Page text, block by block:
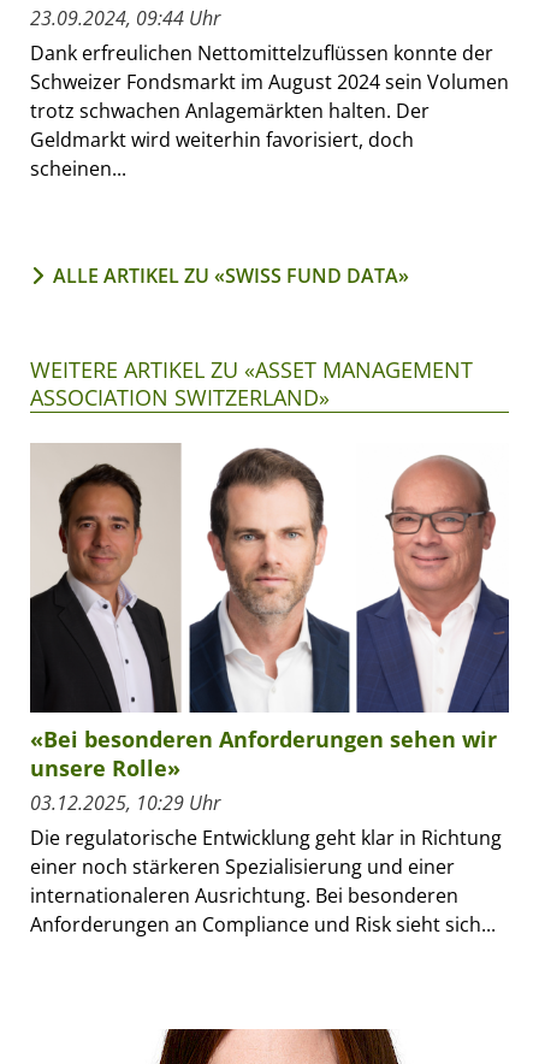
23.09.2024, 09:44 Uhr
Dank erfreulichen Nettomittelzuflüssen konnte der
Schweizer Fondsmarkt im August 2024 sein Volumen
trotz schwachen Anlagemärkten halten. Der
Geldmarkt wird weiterhin favorisiert, doch
scheinen...
ALLE ARTIKEL ZU «SWISS FUND DATA»
WEITERE ARTIKEL ZU «ASSET MANAGEMENT
ASSOCIATION SWITZERLAND»
«Bei besonderen Anforderungen sehen wir
unsere Rolle»
03.12.2025, 10:29 Uhr
Die regulatorische Entwicklung geht klar in Richtung
einer noch stärkeren Spezialisierung und einer
internationaleren Ausrichtung. Bei besonderen
Anforderungen an Compliance und Risk sieht sich...